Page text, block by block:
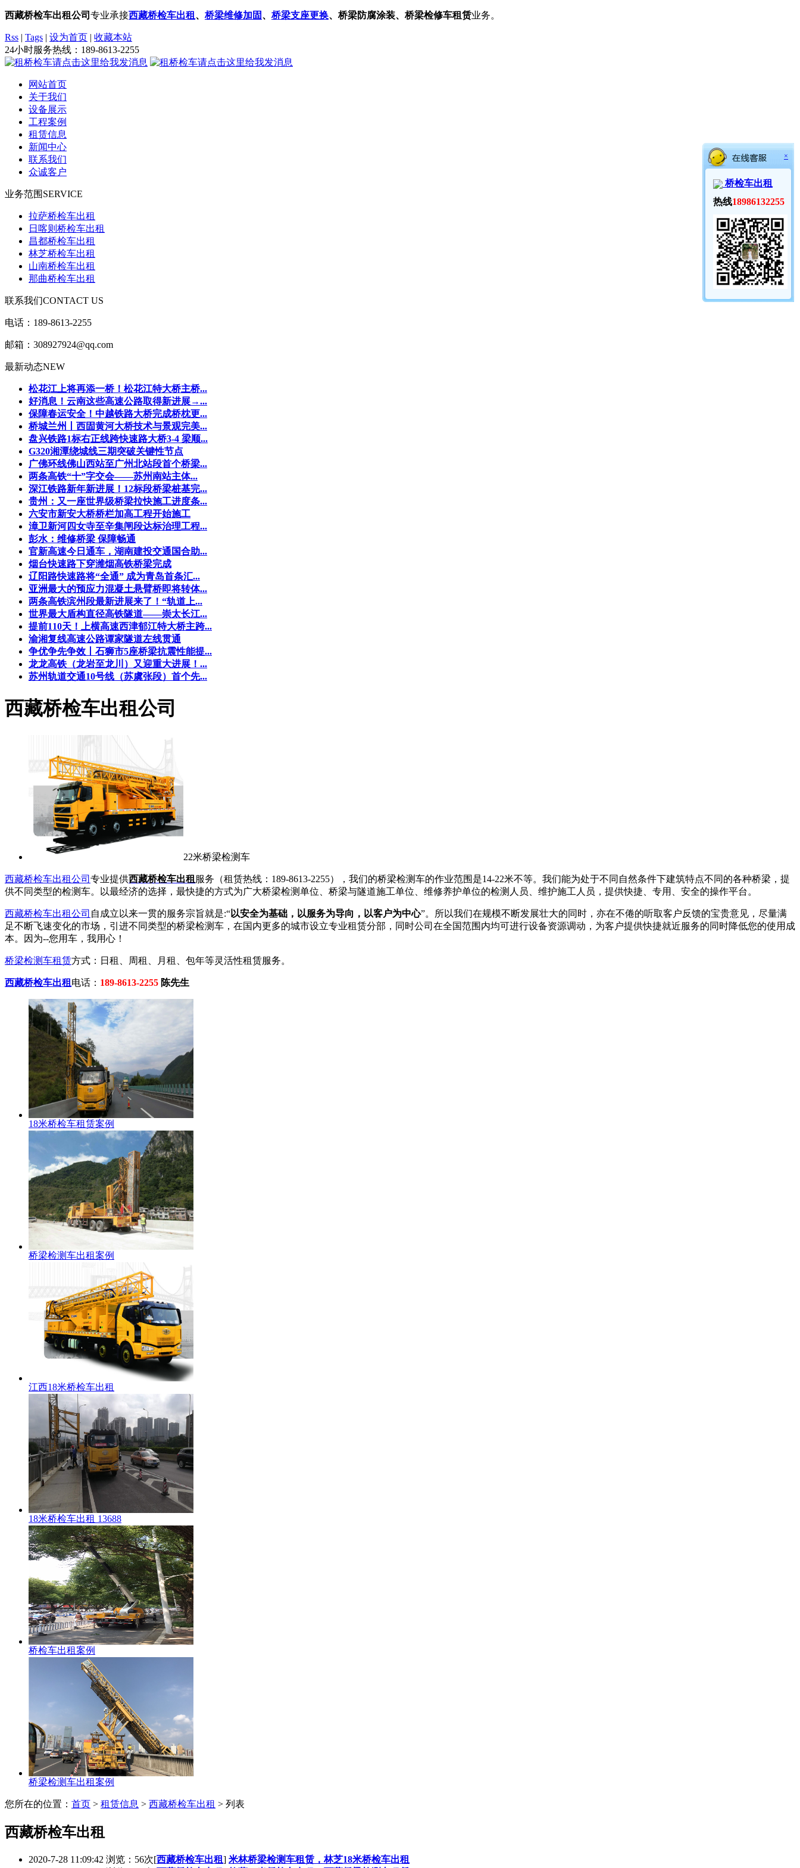
西藏桥检车出租公司 专业承接西藏桥检车出租 、 桥梁维修加固、 桥梁支座更换、桥梁防腐涂装、桥梁检修车租赁业务。
Rss | Tags | 设为首页 | 收藏本站
24小时服务热线： 189-8613-2255
网站首页
关于我们
设备展示
工程案例
租赁信息
新闻中心
联系我们
众诚客户
业务范围 SERVICE
拉萨桥检车出租
日喀则桥检车出租
昌都桥检车出租
林芝桥检车出租
山南桥检车出租
那曲桥检车出租
联系我们CONTACT US
电话：189-8613-2255
邮箱：308927924@qq.com
最新动态NEW
松花江上将再添一桥！松花江特大桥主桥...
好消息！云南这些高速公路取得新进展→...
保障春运安全！中越铁路大桥完成桥枕更...
桥城兰州丨西固黄河大桥技术与景观完美...
盘兴铁路1标右正线跨快速路大桥3-4 梁顺...
G320湘潭绕城线三期突破关键性节点
广佛环线佛山西站至广州北站段首个桥梁...
两条高铁“十”字交会——苏州南站主体...
深江铁路新年新进展！12标段桥梁桩基完...
贵州：又一座世界级桥梁拉快施工进度条...
六安市新安大桥桥栏加高工程开始施工
漳卫新河四女寺至辛集闸段达标治理工程...
彭水：维修桥梁 保障畅通
官新高速今日通车，湖南建投交通国合助...
烟台快速路下穿潍烟高铁桥梁完成
辽阳路快速路将“全通” 成为青岛首条汇...
亚洲最大的预应力混凝土悬臂桥即将转体...
两条高铁滨州段最新进展来了！“轨道上...
世界最大盾构直径高铁隧道——崇太长江...
提前110天！上横高速西津郁江特大桥主跨...
渝湘复线高速公路谭家隧道左线贯通
争优争先争效丨石狮市5座桥梁抗震性能提...
龙龙高铁（龙岩至龙川）又迎重大进展！...
苏州轨道交通10号线（苏虞张段）首个先...
西藏桥检车出租公司
22米桥梁检测车
西藏桥检车出租公司 专业提供西藏桥检车出租 服务（租赁热线：189-8613-2255），我们的桥梁检测车的作业范围是14-22米不等。我们能为处于不同自然条件下建筑特点不同的各种桥梁，提
供不同类型的检测车。以最经济的选择，最快捷的方式为广大桥梁检测单位、桥梁与隧道施工单位、维修养护单位的检测人员、维护施工人员，提供快捷、专用、安全的操作平台。
西藏桥检车出租公司 自成立以来一贯的服务宗旨就是:“以安全为基础，以服务为导向，以客户为中心”。所以我们在规模不断发展壮大的同时，亦在不倦的听取客户反馈的宝贵意见，尽量满
足不断飞速变化的市场，引进不同类型的桥梁检测车，在国内更多的城市设立专业租赁分部，同时公司在全国范围内均可进行设备资源调动，为客户提供快捷就近服务的同时降低您的使用成
本。因为--您用车，我用心！
桥梁检测车租赁方式：日租、周租、月租、包年等灵活性租赁服务。
西藏桥检车出租 电话： 189-8613-2255 陈先生
18米桥检车租赁案例
桥梁检测车出租案例
江西18米桥检车出租
18米桥检车出租 13688
桥检车出租案例
桥梁检测车出租案例
您所在的位置： 首页 > 租赁信息 > 西藏桥检车出租 > 列表
西藏桥检车出租
2020-7-28 11:09:42 浏览：56次[西藏桥检车出租] 米林桥梁检测车租赁，林芝18米桥检车出租
×
桥检车出租
热线18986132255